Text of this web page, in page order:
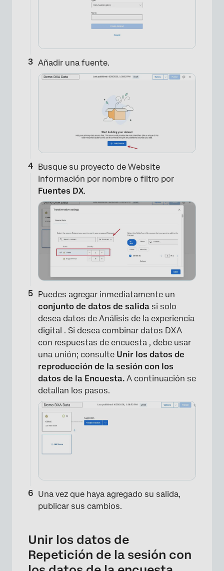
Añadir una fuente.
Busque su proyecto de Website
Información por nombre o filtro por
Fuentes DX.
Puedes agregar inmediatamente un
conjunto de datos de salida si solo
desea datos de Análisis de la experiencia
digital . Si desea combinar datos DXA
con respuestas de encuesta , debe usar
una unión; consulte Unir los datos de
reproducción de la sesión con los
datos de la Encuesta. A continuación se
detallan los pasos.
Una vez que haya agregado su salida,
publicar sus cambios.
Unir los datos de
Repetición de la sesión con